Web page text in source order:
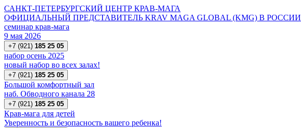
САНКТ-ПЕТЕРБУРГСКИЙ ЦЕНТР КРАВ-МАГА
ОФИЦИАЛЬНЫЙ ПРЕДСТАВИТЕЛЬ KRAV MAGA GLOBAL (KMG) В РОССИИ
семинар крав-мага
9 мая 2026
+7 (921) 185 25 05
набор осень 2025
новый набор во всех залах!
+7 (921) 185 25 05
Большой комфортный зал
наб. Обводного канала 28
+7 (921) 185 25 05
Крав-мага для детей
Уверенность и безопасность вашего ребенка!